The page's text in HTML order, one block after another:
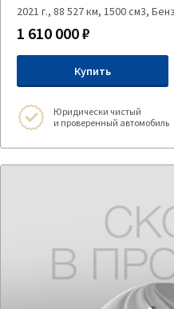
2021 г., 88 527 км, 1500 см3,
1 610 000 ₽
Купить
Юридически чистый
и проверенный автомобиль